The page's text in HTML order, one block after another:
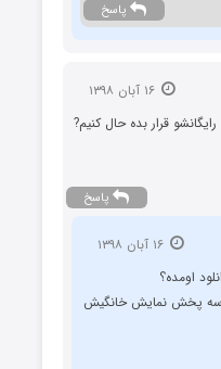
پاسخ
۱۶ آبان ۱۳۹۸
قرار بده حال کنیم?
پاسخ
۱۶ آبان ۱۳۹۸
اومده؟
پخش نمایش خانگیش